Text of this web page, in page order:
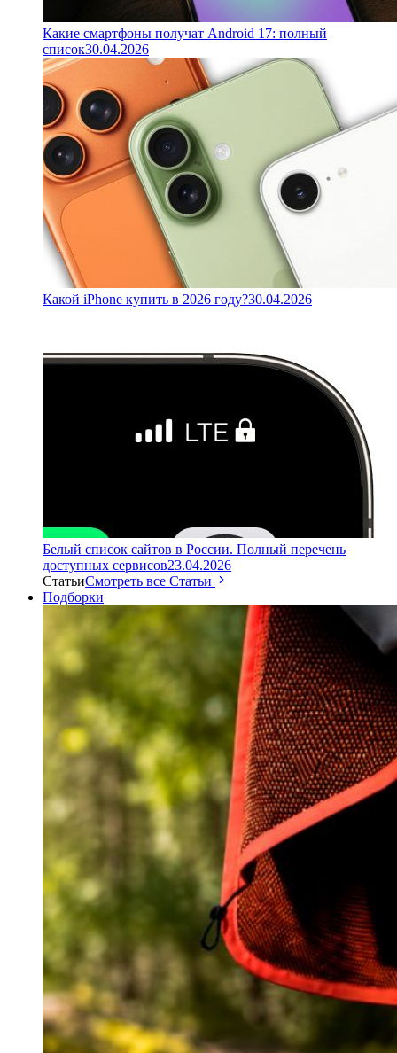
Какие смартфоны получат Android 17: полный
список30.04.2026
Какой iPhone купить в 2026 году?30.04.2026
Белый список сайтов в России. Полный перечень
доступных сервисов23.04.2026
СтатьиСмотреть все Статьи
Подборки